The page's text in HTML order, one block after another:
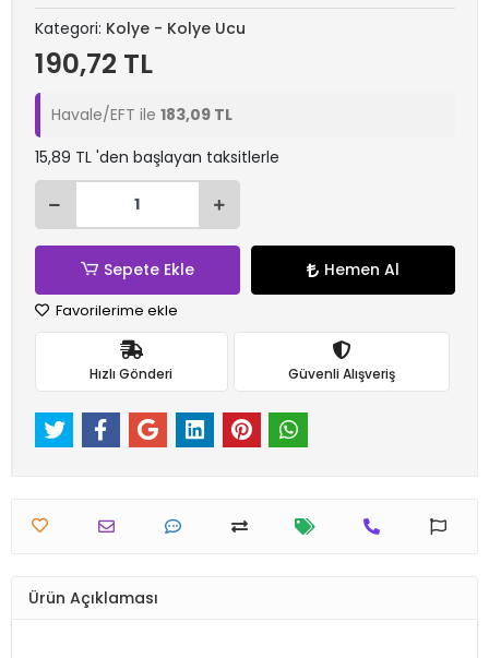
Kategori: Kolye - Kolye Ucu
190,72 TL
Havale/EFT ile 183,09 TL
15,89 TL 'den başlayan taksitlerle
Sepete Ekle Hemen Al
Favorilerime ekle
Hızlı Gönderi Güvenli Alışveriş
Ürün Açıklaması